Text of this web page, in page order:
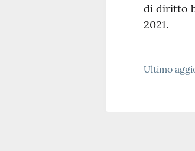
di diritto
2021.
Ultimo